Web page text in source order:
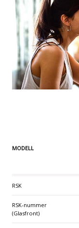
MODELL
RSK
RSK-nummer
(Glasfront)